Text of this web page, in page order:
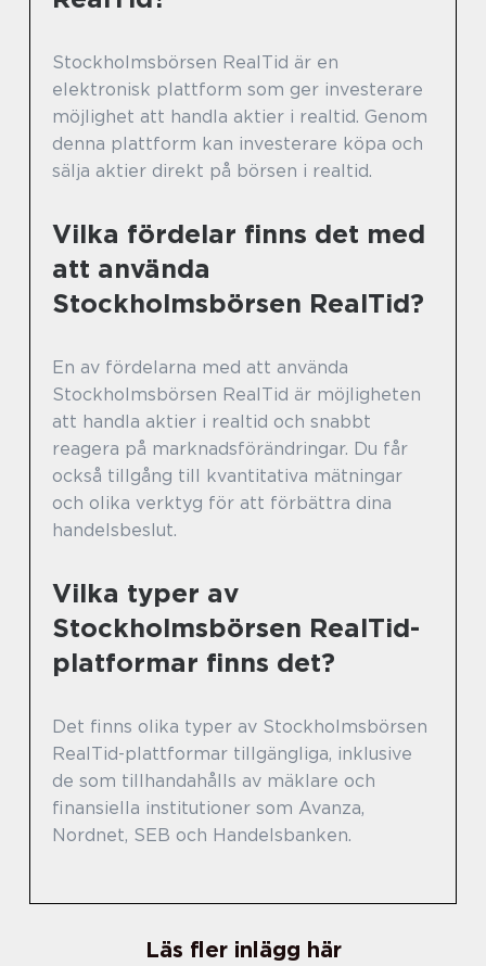
Stockholmsbörsen RealTid är en
elektronisk plattform som ger investerare
möjlighet att handla aktier i realtid. Genom
denna plattform kan investerare köpa och
sälja aktier direkt på börsen i realtid.
Vilka fördelar finns det med
att använda
Stockholmsbörsen RealTid?
En av fördelarna med att använda
Stockholmsbörsen RealTid är möjligheten
att handla aktier i realtid och snabbt
reagera på marknadsförändringar. Du får
också tillgång till kvantitativa mätningar
och olika verktyg för att förbättra dina
handelsbeslut.
Vilka typer av
Stockholmsbörsen RealTid-
platformar finns det?
Det finns olika typer av Stockholmsbörsen
RealTid-plattformar tillgängliga, inklusive
de som tillhandahålls av mäklare och
finansiella institutioner som Avanza,
Nordnet, SEB och Handelsbanken.
Läs fler inlägg här